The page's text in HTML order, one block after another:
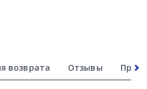
возврата Отзывы Прочее